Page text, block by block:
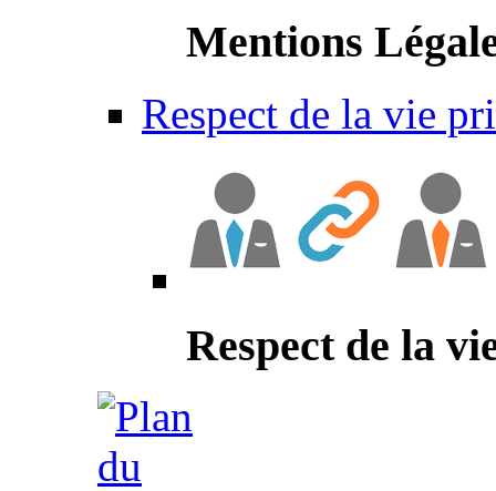
Mentions
Respect de la vie
Respect de la